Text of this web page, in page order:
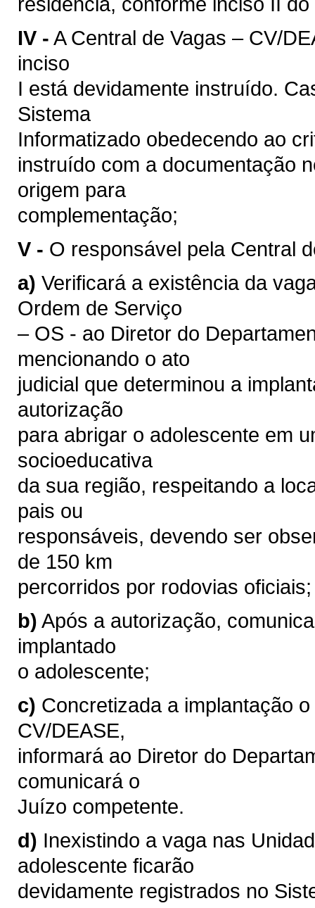
IV - A Central de Vagas – CV/
inciso
I está devidamente instruído.
Sistema
Informatizado obedecendo ao
instruído com a documentação
origem para
complementação;
V - O responsável pela Central
a) Verificará a existência da
Ordem de Serviço
– OS - ao Diretor do
mencionando o ato
judicial que determinou a
autorização
para abrigar o adolescente em
socioeducativa
da sua região, respeitando a
pais ou
responsáveis, devendo ser
de 150 km
percorridos por rodovias oficiais;
b) Após a autorização,
implantado
o adolescente;
c) Concretizada a implantação
CV/DEASE,
informará ao Diretor do
comunicará o
Juízo competente.
d) Inexistindo a vaga nas
adolescente ficarão
devidamente registrados no